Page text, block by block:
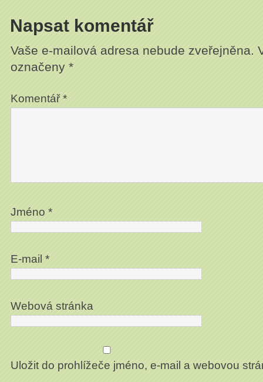
Napsat komentář
Vaše e-mailová adresa nebude zveřejněna.
označeny *
Komentář*
Jméno *
E-mail *
Webová stránka
Uložit do prohlížeče jméno, e-mail a webovou